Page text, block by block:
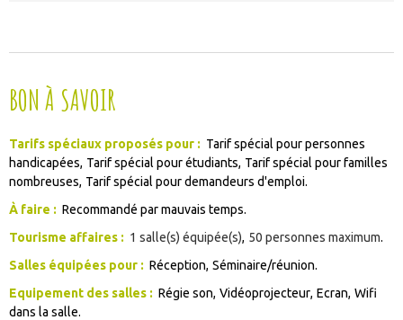
BON À SAVOIR
Tarifs spéciaux proposés pour : Tarif spécial pour personnes
handicapées Tarif spécial pour étudiants Tarif spécial pour familles
nombreuses Tarif spécial pour demandeurs d'emploi
À faire : Recommandé par mauvais temps
Tourisme affaires : 1 salle(s) équipée(s) 50 personnes maximum
Salles équipées pour : Réception Séminaire/réunion
Equipement des salles : Régie son Vidéoprojecteur Ecran Wifi
dans la salle